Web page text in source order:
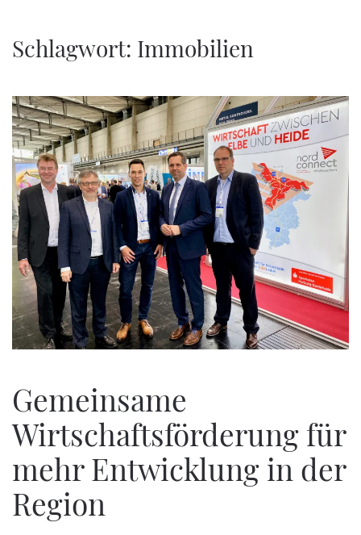
Zum Hauptinhalt springen
Schlagwort: Immobilien
Gemeinsame
Wirtschaftsförderung für
mehr Entwicklung in der
Region